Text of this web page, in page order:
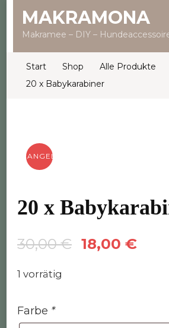
MAKRAMONA
Makramee – DIY –
Start Shop
Alle Produkte
20 x Babykarabiner
ANGEBOT!
20 x
30,00€ Ursprünglicher
18,00 €
1 vorrätig
Farbe *